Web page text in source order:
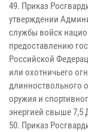
49. Приказ
утверждении
службы войск
предоставлению
Российской
или охотничьего
длинноствольного
оружия и
энергией свыше 7,5
50. Приказ